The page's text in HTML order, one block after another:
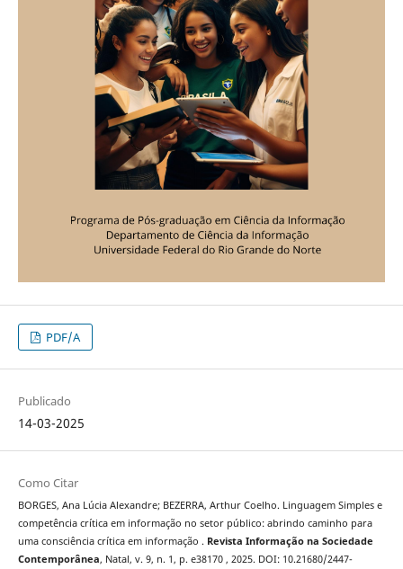
PDF/A
Publicado
14-03-2025
Como Citar
BORGES, Ana Lúcia Alexandre; BEZERRA, Arthur Coelho. Linguagem Simples e
competência crítica em informação no setor público: abrindo caminho para
uma consciência crítica em informação . Revista Informação na Sociedade
Contemporânea, Natal, v. 9, n. 1, p. e38170 , 2025. DOI: 10.21680/2447-